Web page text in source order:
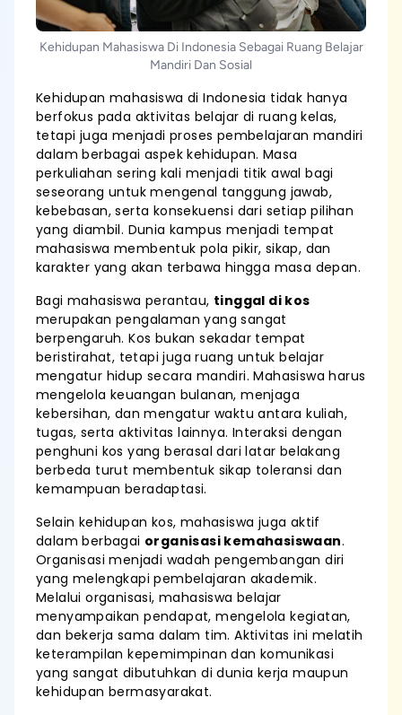
Kehidupan Mahasiswa Di Indonesia Sebagai Ruang Belajar
Mandiri Dan Sosial
Kehidupan mahasiswa di Indonesia tidak hanya
berfokus pada aktivitas belajar di ruang kelas,
tetapi juga menjadi proses pembelajaran mandiri
dalam berbagai aspek kehidupan. Masa
perkuliahan sering kali menjadi titik awal bagi
seseorang untuk mengenal tanggung jawab,
kebebasan, serta konsekuensi dari setiap pilihan
yang diambil. Dunia kampus menjadi tempat
mahasiswa membentuk pola pikir, sikap, dan
karakter yang akan terbawa hingga masa depan.
Bagi mahasiswa perantau, tinggal di kos
merupakan pengalaman yang sangat
berpengaruh. Kos bukan sekadar tempat
beristirahat, tetapi juga ruang untuk belajar
mengatur hidup secara mandiri. Mahasiswa harus
mengelola keuangan bulanan, menjaga
kebersihan, dan mengatur waktu antara kuliah,
tugas, serta aktivitas lainnya. Interaksi dengan
penghuni kos yang berasal dari latar belakang
berbeda turut membentuk sikap toleransi dan
kemampuan beradaptasi.
Selain kehidupan kos, mahasiswa juga aktif
dalam berbagai organisasi kemahasiswaan.
Organisasi menjadi wadah pengembangan diri
yang melengkapi pembelajaran akademik.
Melalui organisasi, mahasiswa belajar
menyampaikan pendapat, mengelola kegiatan,
dan bekerja sama dalam tim. Aktivitas ini melatih
keterampilan kepemimpinan dan komunikasi
yang sangat dibutuhkan di dunia kerja maupun
kehidupan bermasyarakat.